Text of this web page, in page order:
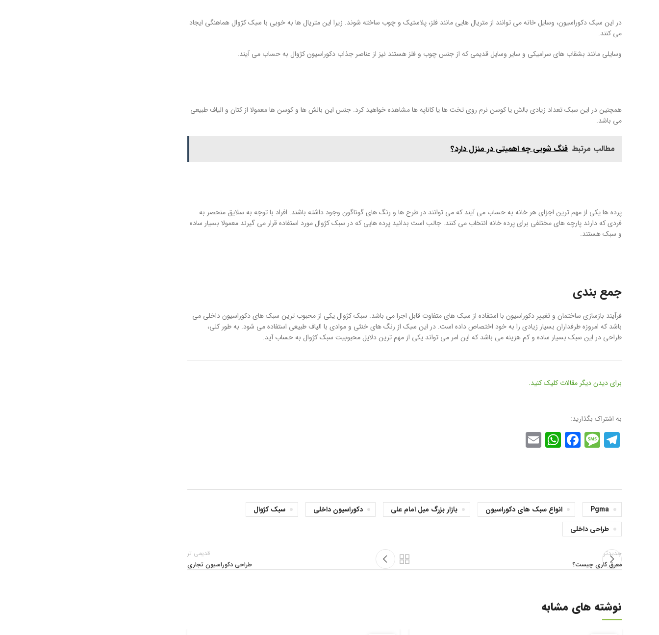
در این سبک دکوراسیون، وسایل خانه می توانند از متریال هایی مانند فلز، پلاستیک و چوب ساخته شوند. زیرا این متریال ها به خوبی با سبک کژوال هماهنگی ایجاد
می کنند.
وسایلی مانند بشقاب های سرامیکی و سایر وسایل قدیمی که از جنس چوب و فلز هستند نیز از عناصر جذاب دکوراسیون کژوال به حساب می آیند.
همچنین در این سبک تعداد زیادی بالش یا کوسن نرم روی تخت ها یا کاناپه ها مشاهده خواهید کرد. جنس این بالش ها و کوسن ها معمولا از کتان و الیاف طبیعی
می باشد.
مطالب مرتبط فنگ شویی چه اهمیتی در منزل دارد؟
پرده ها یکی از مهم ترین اجزای هر خانه به حساب می آیند که می توانند در طرح ها و رنگ های گوناگون وجود داشته باشند. افراد با توجه به سلایق منحصر به
فردی که دارند پارچه های مختلفی برای پرده خانه انتخاب می کنند. جالب است بدانید پرده هایی که در سبک کژوال مورد استفاده قرار می گیرند معمولا بسیار ساده
و سبک هستند.
جمع بندی
فرآیند بازسازی ساختمان و تغییر دکوراسیون با استفاده از سبک های متفاوت قابل اجرا می باشد. سبک کژوال یکی از محبوب ترین سبک های دکوراسیون داخلی می
باشد که امروزه طرفداران بسیار زیادی را به خود اختصاص داده است. در این سبک از رنگ های خنثی و موادی با الیاف طبیعی استفاده می شود. به طور کلی،
طراحی در این سبک بسیار ساده و کم هزینه می باشد که این امر می تواند یکی از مهم ترین دلایل محبوبیت سبک کژوال به حساب آید.
برای دیدن دیگر مقالات کلیک کنید.
به اشتراک بگذارید:
Telegram
Message
Facebook
WhatsApp
Pgma انواع سبک های دکوراسیون بازار بزرگ مبل امام علی دکوراسیون داخلی
سبک کژوال
طراحی داخلی
جدیدتر
معرق کاری چیست؟
قدیمی تر
طراحی دکوراسیون تجاری
نوشته های مشابه